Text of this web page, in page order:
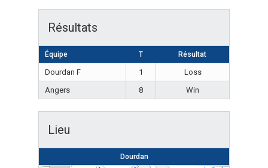
Résultats
Équipe T Résultat
Dourdan F 1
Loss
Angers
8 Win
Lieu
Dourdan